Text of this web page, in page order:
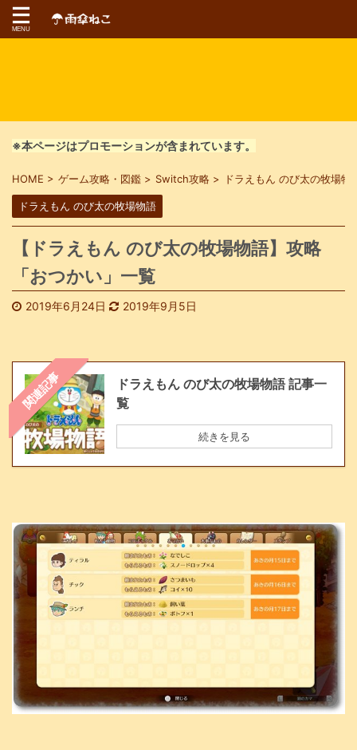
※本ページはプロモーションが含まれています。
HOME > ゲーム攻略・図鑑 > Switch攻略 > ドラえもん のび太の牧場物
ドラえもん のび太の牧場物語
【ドラえもん のび太の牧場物語】攻略
「おつかい」一覧
2019年6月24日 2019年9月5日
関連記事
ドラえもん のび太の牧場物語 記事一
覧
続きを見る